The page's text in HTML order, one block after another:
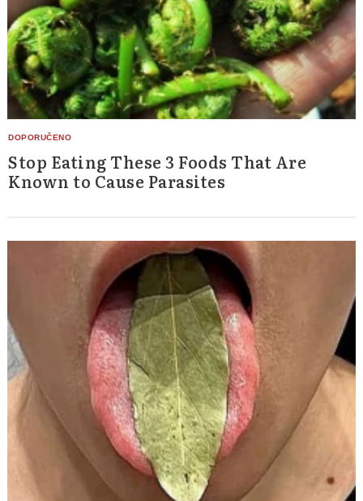
Stop Eating These 3 Foods That Are
Known to Cause Parasites